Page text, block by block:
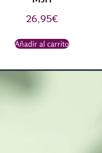
26,95€
Añadir al carrito